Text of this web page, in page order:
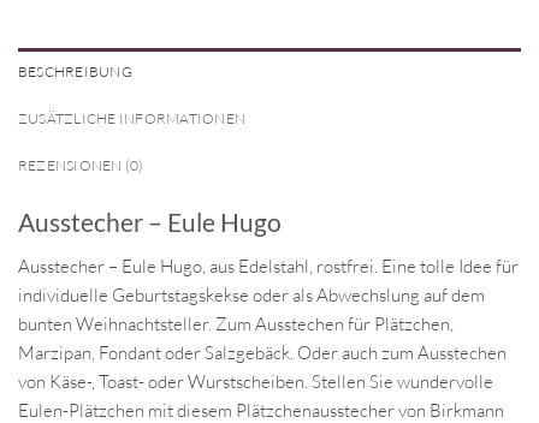
BESCHREIBUNG
ZUSÄTZLICHE INFORMATIONEN
REZENSIONEN (0)
Ausstecher – Eule Hugo
Ausstecher – Eule Hugo, aus Edelstahl, rostfrei. Eine tolle Idee für
individuelle Geburtstagskekse oder als Abwechslung auf dem
bunten Weihnachtsteller. Zum Ausstechen für Plätzchen,
Marzipan, Fondant oder Salzgebäck. Oder auch zum Ausstechen
von Käse-, Toast- oder Wurstscheiben. Stellen Sie wundervolle
Eulen-Plätzchen mit diesem Plätzchenausstecher von Birkmann